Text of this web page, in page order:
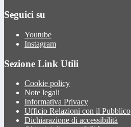
Seguici su
Youtube
Instagram
Sezione Link Utili
Cookie policy
Note legali
Informativa Privacy
Ufficio Relazioni con il Pubblico
Dichiarazione di accessibilità